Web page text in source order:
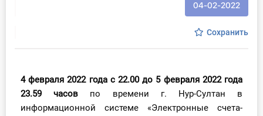
Вебинары
04-02-2022
Сохранить
4 февраля 2022года с 22.00 до 5 февраля 2022года
23.59 часов по времени г. Нур-Султан в
информационной системе «Электронные счета-